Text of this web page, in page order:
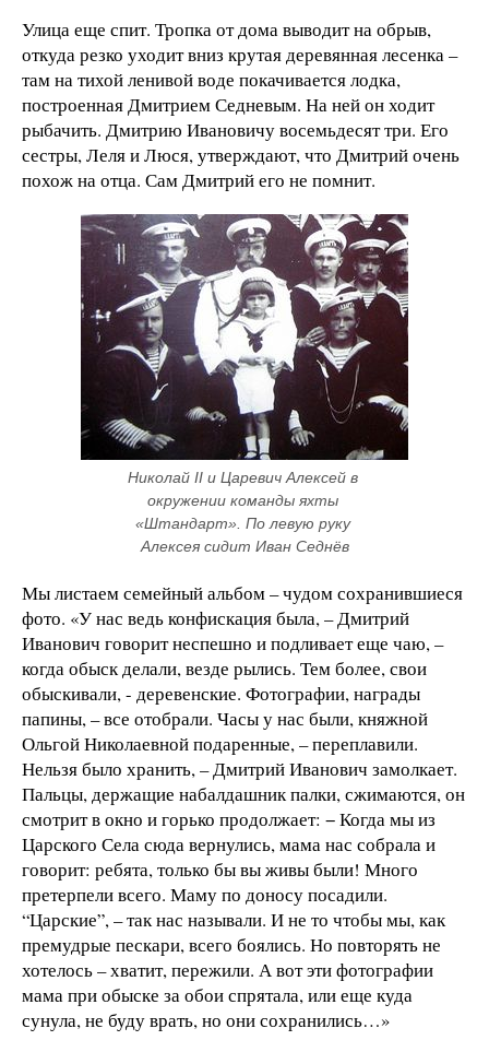
Улица еще спит. Тропка от дома выводит на обрыв,
откуда резко уходит вниз крутая деревянная лесенка –
там на тихой ленивой воде покачивается лодка,
построенная Дмитрием Седневым. На ней он ходит
рыбачить. Дмитрию Ивановичу восемьдесят три. Его
сестры, Леля и Люся, утверждают, что Дмитрий очень
похож на отца. Сам Дмитрий его не помнит.
Николай II и Царевич Алексей в
окружении команды яхты
«Штандарт». По левую руку
Алексея сидит Иван Седнёв
Мы листаем семейный альбом – чудом сохранившиеся
фото. «У нас ведь конфискация была, – Дмитрий
Иванович говорит неспешно и подливает еще чаю, –
когда обыск делали, везде рылись. Тем более, свои
обыскивали, - деревенские. Фотографии, награды
папины, – все отобрали. Часы у нас были, княжной
Ольгой Николаевной подаренные, – переплавили.
Нельзя было хранить, – Дмитрий Иванович замолкает.
Пальцы, держащие набалдашник палки, сжимаются, он
смотрит в окно и горько продолжает: − Когда мы из
Царского Села сюда вернулись, мама нас собрала и
говорит: ребята, только бы вы живы были! Много
претерпели всего. Маму по доносу посадили.
“Царские”, – так нас называли. И не то чтобы мы, как
премудрые пескари, всего боялись. Но повторять не
хотелось – хватит, пережили. А вот эти фотографии
мама при обыске за обои спрятала, или еще куда
сунула, не буду врать, но они сохранились…»